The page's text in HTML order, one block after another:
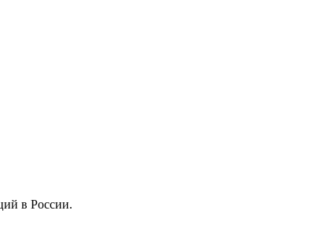
в России.